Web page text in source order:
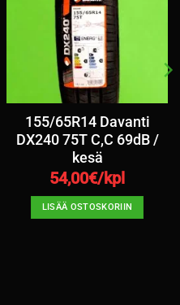
155/65R14 Davanti
DX240 75T C,C 69dB /
kesä
54,00€/kpl
LISÄÄ OSTOSKORIIN